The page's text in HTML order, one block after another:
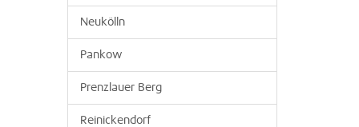
Neukölln
Pankow
Prenzlauer Berg
Reinickendorf